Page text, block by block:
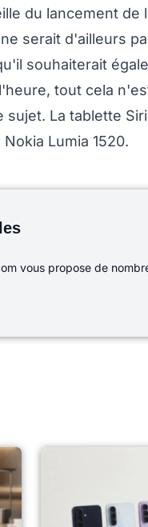
du lancement
serait d'ailleurs
souhaiterait
tout cela
La tablette
Lumia 1520.
vous propose de